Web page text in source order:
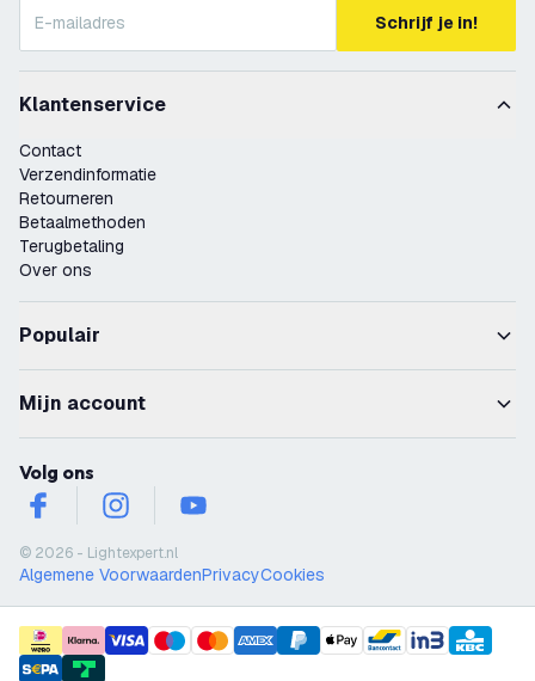
Schrijf je in!
Klantenservice
Contact
Verzendinformatie
Retourneren
Betaalmethoden
Terugbetaling
Over ons
Populair
Mijn account
Volg ons
facebookinstagramyoutube
© 2026 - Lightexpert.nl
Algemene VoorwaardenPrivacyCookies
payment methods